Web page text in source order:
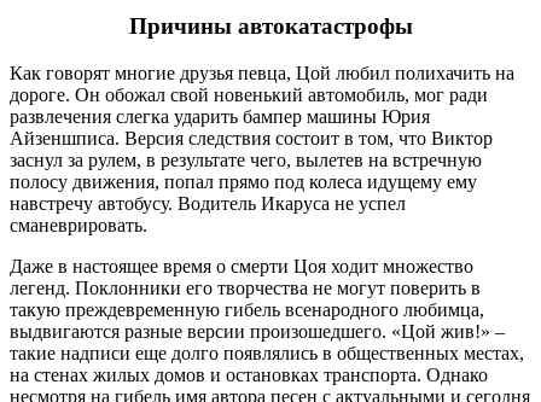
Причины автокатастрофы
Как говорят многие друзья певца, Цой любил полихачить на
дороге. Он обожал свой новенький автомобиль, мог ради
развлечения слегка ударить бампер машины Юрия
Айзеншписа. Версия следствия состоит в том, что Виктор
заснул за рулем, в результате чего, вылетев на встречную
полосу движения, попал прямо под колеса идущему ему
навстречу автобусу. Водитель Икаруса не успел
сманеврировать.
Даже в настоящее время о смерти Цоя ходит множество
легенд. Поклонники его творчества не могут поверить в
такую преждевременную гибель всенародного любимца,
выдвигаются разные версии произошедшего. «Цой жив!» –
такие надписи еще долго появлялись в общественных местах,
на стенах жилых домов и остановках транспорта. Однако
несмотря на гибель имя автора песен с актуальными и сегодня